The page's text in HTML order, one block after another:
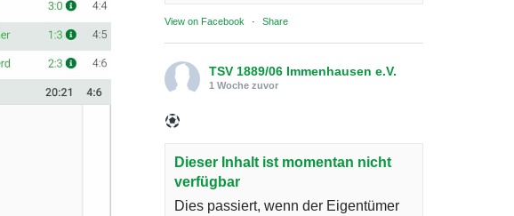
View on Facebook · Share
TSV 1889/06 Immenhausen e.V.
1 Woche zuvor
Dieser Inhalt ist momentan nicht
verfügbar
Dies passiert, wenn der Eigentümer